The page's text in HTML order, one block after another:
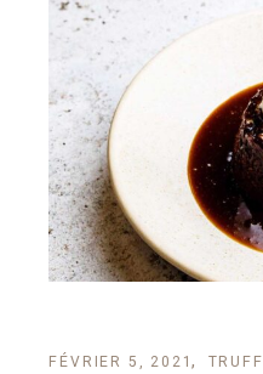
FÉVRIER 5, 2021